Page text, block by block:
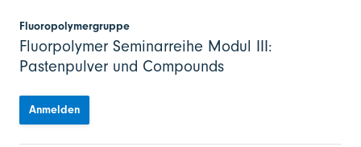
Fluoropolymergruppe
Fluorpolymer Seminarreihe Modul III:
Pastenpulver und Compounds
Anmelden